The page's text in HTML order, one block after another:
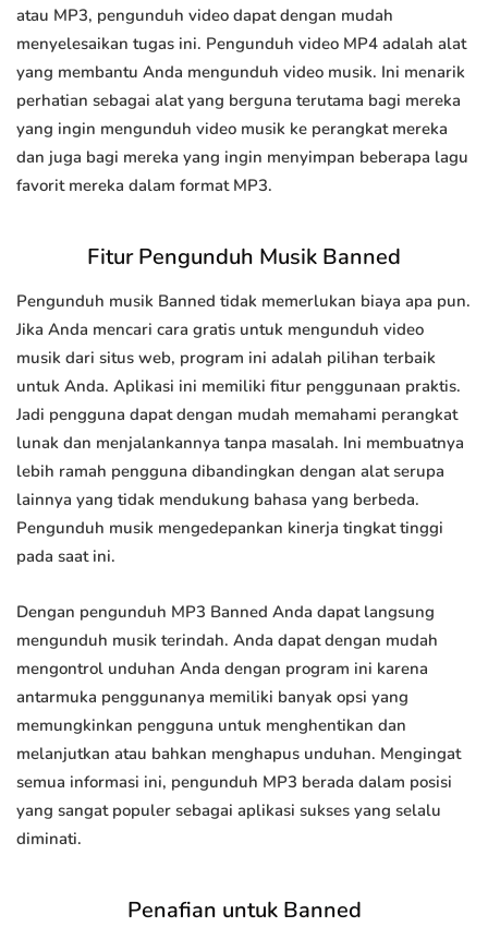
atau MP3, pengunduh video dapat dengan mudah
menyelesaikan tugas ini. Pengunduh video MP4 adalah alat
yang membantu Anda mengunduh video musik. Ini menarik
perhatian sebagai alat yang berguna terutama bagi mereka
yang ingin mengunduh video musik ke perangkat mereka
dan juga bagi mereka yang ingin menyimpan beberapa lagu
favorit mereka dalam format MP3.
Fitur Pengunduh Musik Banned
Pengunduh musik Banned tidak memerlukan biaya apa pun.
Jika Anda mencari cara gratis untuk mengunduh video
musik dari situs web, program ini adalah pilihan terbaik
untuk Anda. Aplikasi ini memiliki fitur penggunaan praktis.
Jadi pengguna dapat dengan mudah memahami perangkat
lunak dan menjalankannya tanpa masalah. Ini membuatnya
lebih ramah pengguna dibandingkan dengan alat serupa
lainnya yang tidak mendukung bahasa yang berbeda.
Pengunduh musik mengedepankan kinerja tingkat tinggi
pada saat ini.
Dengan pengunduh MP3 Banned Anda dapat langsung
mengunduh musik terindah. Anda dapat dengan mudah
mengontrol unduhan Anda dengan program ini karena
antarmuka penggunanya memiliki banyak opsi yang
memungkinkan pengguna untuk menghentikan dan
melanjutkan atau bahkan menghapus unduhan. Mengingat
semua informasi ini, pengunduh MP3 berada dalam posisi
yang sangat populer sebagai aplikasi sukses yang selalu
diminati.
Penafian untuk Banned